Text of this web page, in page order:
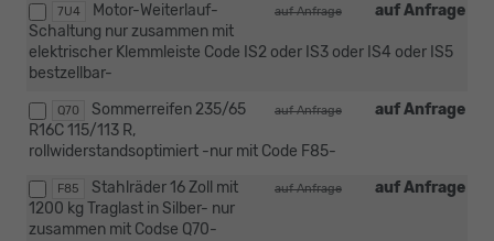
7U4 auf Anfrage
auf Anfrage
Motor-Weiterlauf-
Schaltung nur zusammen mit
elektrischer Klemmleiste Code IS2 oder IS3 oder IS4 oder IS5
bestzellbar-
Q70 auf Anfrage
auf Anfrage
Sommerreifen 235/65
R16C 115/113 R,
rollwiderstandsoptimiert -nur mit Code F85-
F85 auf Anfrage
auf Anfrage
Stahlräder 16 Zoll mit
1200 kg Traglast in Silber- nur
zusammen mit Codse Q70-